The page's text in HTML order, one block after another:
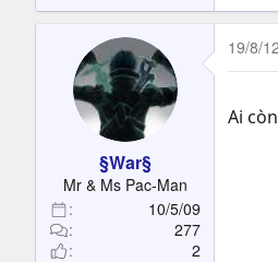
§War§
Mr & Ms Pac-Man
10/5/09
277
2
19/8/12
Ai